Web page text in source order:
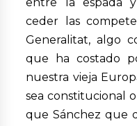
ceder las
Generalitat, algo
que ha costado
nuestra vieja
sea constitucional
que Sánchez que